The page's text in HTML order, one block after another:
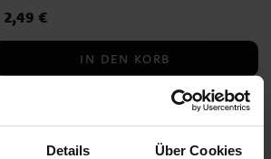
Details Über Cookies
Preis :2,49 €
2,49 €
IN DEN KORB
Textilstruktur 40 cm - Weiß 20er-